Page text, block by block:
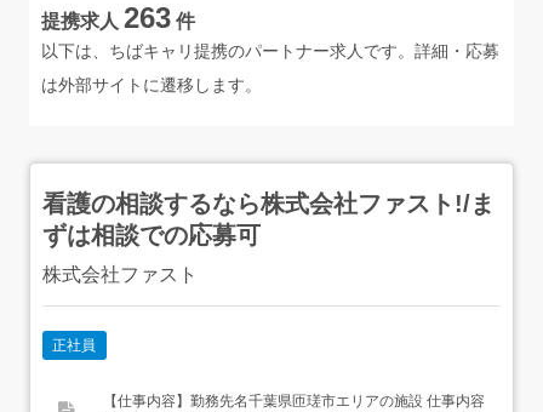
提携求人 263 件
以下は、ちばキャリ提携のパートナー求人です。詳細・応募
は外部サイトに遷移します。
看護の相談するなら株式会社ファスト!/ま
ずは相談での応募可
株式会社ファスト
正社員
【仕事内容】勤務先名千葉県匝瑳市エリアの施設 仕事内容